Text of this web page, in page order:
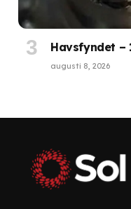
Havsfyndet –
augusti 8, 2026